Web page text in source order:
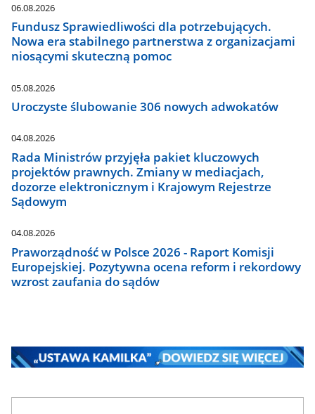
06.08.2026
Fundusz Sprawiedliwości dla potrzebujących.
Nowa era stabilnego partnerstwa z organizacjami
niosącymi skuteczną pomoc
05.08.2026
Uroczyste ślubowanie 306 nowych adwokatów
04.08.2026
Rada Ministrów przyjęła pakiet kluczowych
projektów prawnych. Zmiany w mediacjach,
dozorze elektronicznym i Krajowym Rejestrze
Sądowym
04.08.2026
Praworządność w Polsce 2026 - Raport Komisji
Europejskiej. Pozytywna ocena reform i rekordowy
wzrost zaufania do sądów